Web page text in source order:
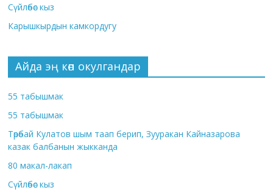
Сүйлөбөс кыз
Карышкырдын камкордугу
Айда эң көп окулгандар
55 табышмак
55 табышмак
Төрөбай Кулатов шым таап берип, Зууракан Кайназарова
казак балбанын жыкканда
80 макал-лакап
Сүйлөбөс кыз